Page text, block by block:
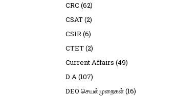
CRC (62)
CSAT(2)
CSIR(6)
CTET(2)
Current Affairs (49)
D A(107)
DEO செயல்முறைகள்(16)